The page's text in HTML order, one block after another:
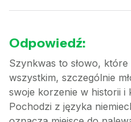
Odpowiedź:
Szynkwas to słowo,
wszystkim, szczególnie
swoje korzenie w historii i
Pochodzi z języka